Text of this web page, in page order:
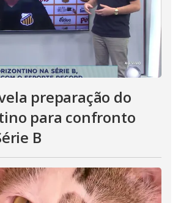
preparação do
para confronto
B